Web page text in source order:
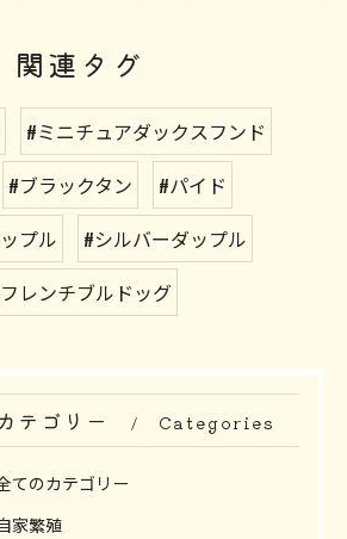
関連タグ
#ミニチュアダックスフンド
#ブラックタン
#パイド
プル
#シルバーダップル
レンチブルドッグ
カテゴリー Categories
てのカテゴリー
家繁殖